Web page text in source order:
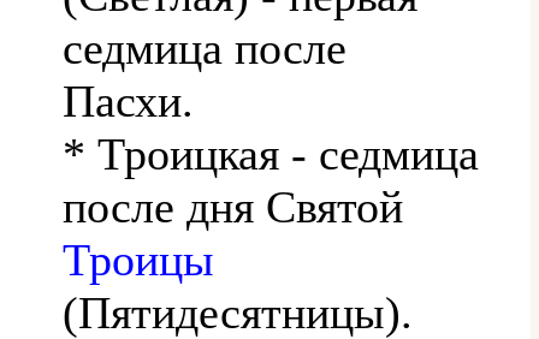
седмица после
Пасхи.
* Троицкая - седмица
после дня Святой
Троицы
(Пятидесятницы).